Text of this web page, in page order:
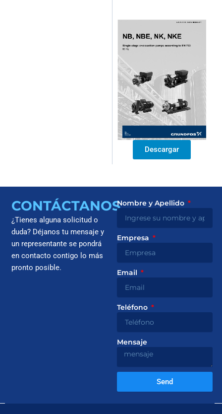
Descargar
CONTÁCTANOS
¿Tienes alguna solicitud o
duda? Déjanos tu mensaje y
un representante se pondrá
en contacto contigo lo más
pronto posible.
Nombre y Apellido
Empresa
Email
Teléfono
Mensaje
Send